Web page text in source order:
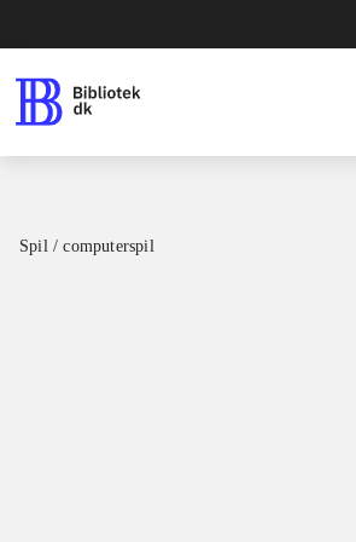
Spil / computerspil